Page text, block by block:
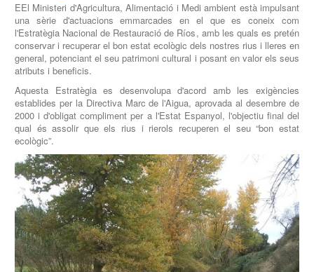
EEl Ministeri d'Agricultura, Alimentació i Medi ambient està impulsant
una sèrie d'actuacions emmarcades en el que es coneix com
l'Estratègia Nacional de Restauració de Ríos, amb les quals es pretén
conservar i recuperar el bon estat ecològic dels nostres rius i lleres en
general, potenciant el seu patrimoni cultural i posant en valor els seus
atributs i beneficis.
Aquesta Estratègia es desenvolupa d'acord amb les exigències
establides per la Directiva Marc de l'Aigua, aprovada al desembre de
2000 i d'obligat compliment per a l'Estat Espanyol, l'objectiu final del
qual és assolir que els rius i rierols recuperen el seu “bon estat
ecològic”.